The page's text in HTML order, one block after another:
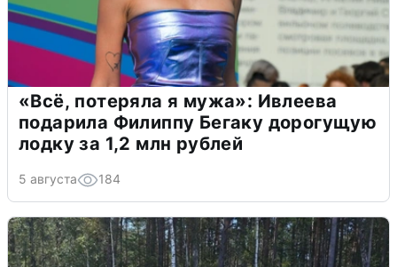
«Всё, потеряла я мужа»: Ивлеева
подарила Филиппу Бегаку дорогущую
лодку за 1,2 млн рублей
5 августа 184